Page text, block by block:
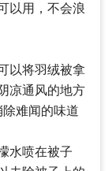
以用，不会浪
以将羽绒被拿
凉通风的地方
难闻的味道
水喷在被子